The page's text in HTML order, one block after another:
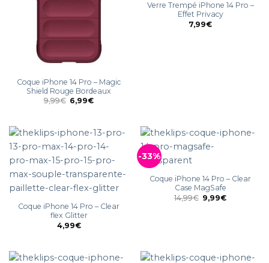
Coque iPhone 14 Pro – Magic
Shield Rouge Bordeaux
9,99€ 6,99€
Verre Trempé iPhone 14 Pro –
Effet Privacy
7,99€
Coque iPhone 14 Pro – Clear
flex Glitter
4,99€
-33%
Coque iPhone 14 Pro – Clear
Case MagSafe
14,99€ 9,99€